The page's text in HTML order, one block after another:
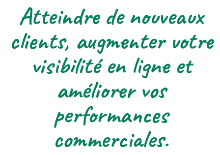
Atteindre de nouveaux
clients, augmenter votre
visibilité en ligne et
améliorer vos
performances
commerciales.